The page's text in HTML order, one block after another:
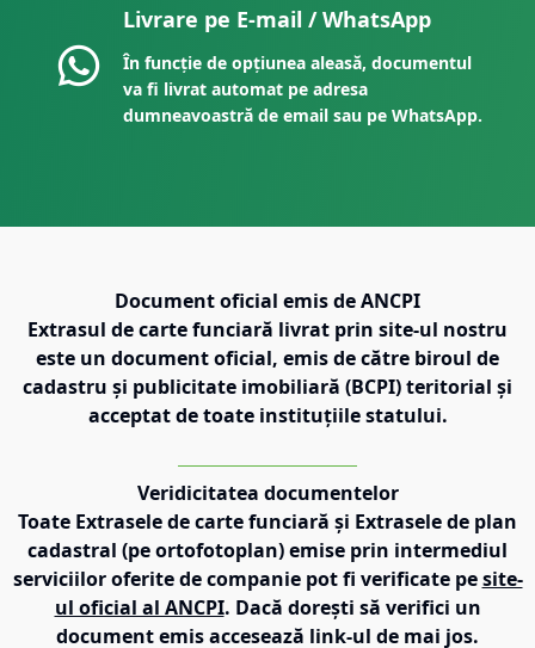
Livrare pe E-mail / WhatsApp
În funcție de opțiunea aleasă, documentul
va fi livrat automat pe adresa
dumneavoastră de email sau pe WhatsApp.
Document oficial emis de ANCPI
Extrasul de carte funciară livrat prin site-ul nostru
este un document oficial, emis de către biroul de
cadastru și publicitate imobiliară (BCPI) teritorial și
acceptat de toate instituțiile statului.
Veridicitatea documentelor
Toate Extrasele de carte funciară și Extrasele de plan
cadastral (pe ortofotoplan) emise prin intermediul
serviciilor oferite de companie pot fi verificate pe site-
ul oficial al ANCPI. Dacă dorești să verifici un
document emis accesează link-ul de mai jos.